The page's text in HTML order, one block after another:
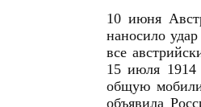
10 июня
наносило
все
15 июля 1914
общую
объявила